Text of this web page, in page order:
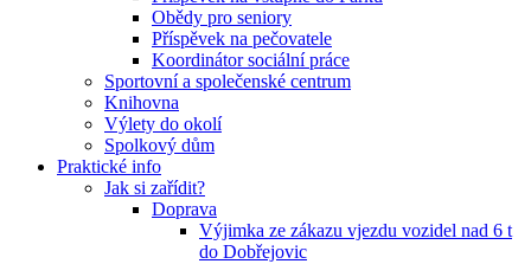
Obědy pro seniory
Příspěvek na pečovatele
Koordinátor sociální práce
Sportovní a společenské centrum
Knihovna
Výlety do okolí
Spolkový dům
Praktické info
Jak si zařídit?
Doprava
Výjimka ze zákazu vjezdu vozidel nad 6 t
do Dobřejovic